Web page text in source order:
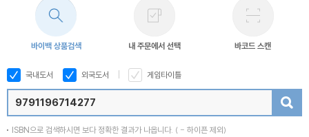
바이백 상품검색 내 주문에서 선택 바코드 스캔
국내도서 외국도서 게임타이틀
ISBN으로 검색하시면 보다 정확한 결과가 나옵니다. ( - 하이픈 제외)